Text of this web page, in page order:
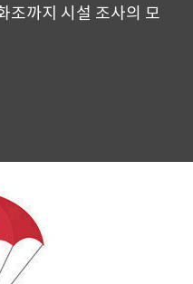
조까지 시설 조사의 모